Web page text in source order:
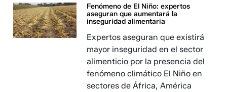
Fenómeno de El Niño: expertos
aseguran que aumentará la
inseguridad alimentaria
Expertos aseguran que existirá
mayor inseguridad en el sector
alimenticio por la presencia del
fenómeno climático El Niño en
sectores de África, América